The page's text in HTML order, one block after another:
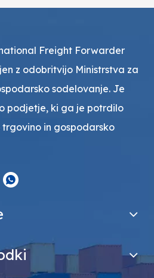
Freight Forwarder
z odobritvijo Ministrstva za
sodelovanje. Je
podjetje, ki ga je potrdilo
trgovino in gospodarsko